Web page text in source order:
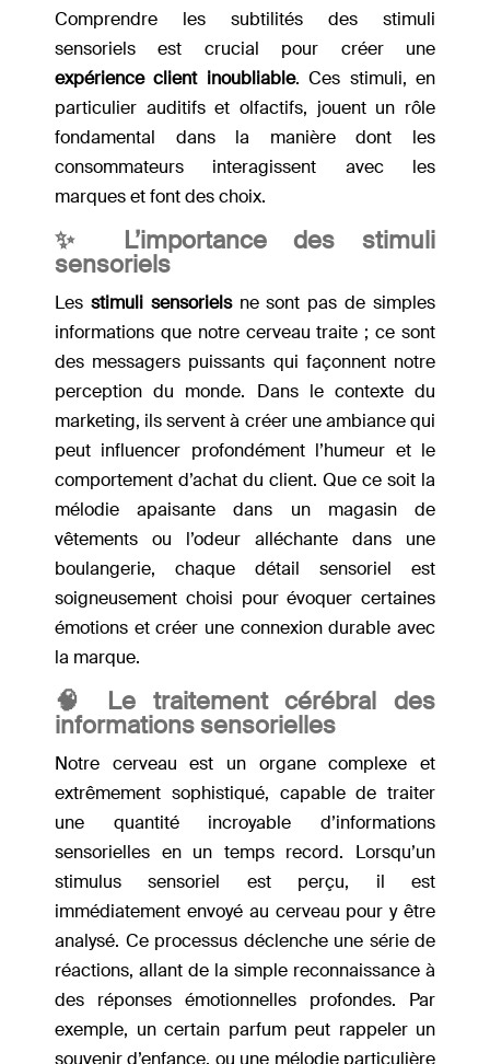
Comprendre les subtilités des stimuli
sensoriels est crucial pour créer une
expérience client inoubliable. Ces stimuli, en
particulier auditifs et olfactifs, jouent un rôle
fondamental dans la manière dont les
consommateurs interagissent avec les
marques et font des choix.
✨ L’importance des stimuli
sensoriels
Les stimuli sensorielsne sont pas de simples
informations que notre cerveau traite ; ce sont
des messagers puissants qui façonnent notre
perception du monde. Dans le contexte du
marketing, ils servent à créer une ambiance qui
peut influencer profondément l’humeur et le
comportement d’achat du client. Que ce soit la
mélodie apaisante dans un magasin de
vêtements ou l’odeur alléchante dans une
boulangerie, chaque détail sensoriel est
soigneusement choisi pour évoquer certaines
émotions et créer une connexion durable avec
la marque.
🧠 Le traitement cérébral des
informations sensorielles
Notre cerveau est un organe complexe et
extrêmement sophistiqué, capable de traiter
une quantité incroyable d’informations
sensorielles en un temps record. Lorsqu’un
stimulus sensoriel est perçu, il est
immédiatement envoyé au cerveau pour y être
analysé. Ce processus déclenche une série de
réactions, allant de la simple reconnaissance à
des réponses émotionnelles profondes. Par
exemple, un certain parfum peut rappeler un